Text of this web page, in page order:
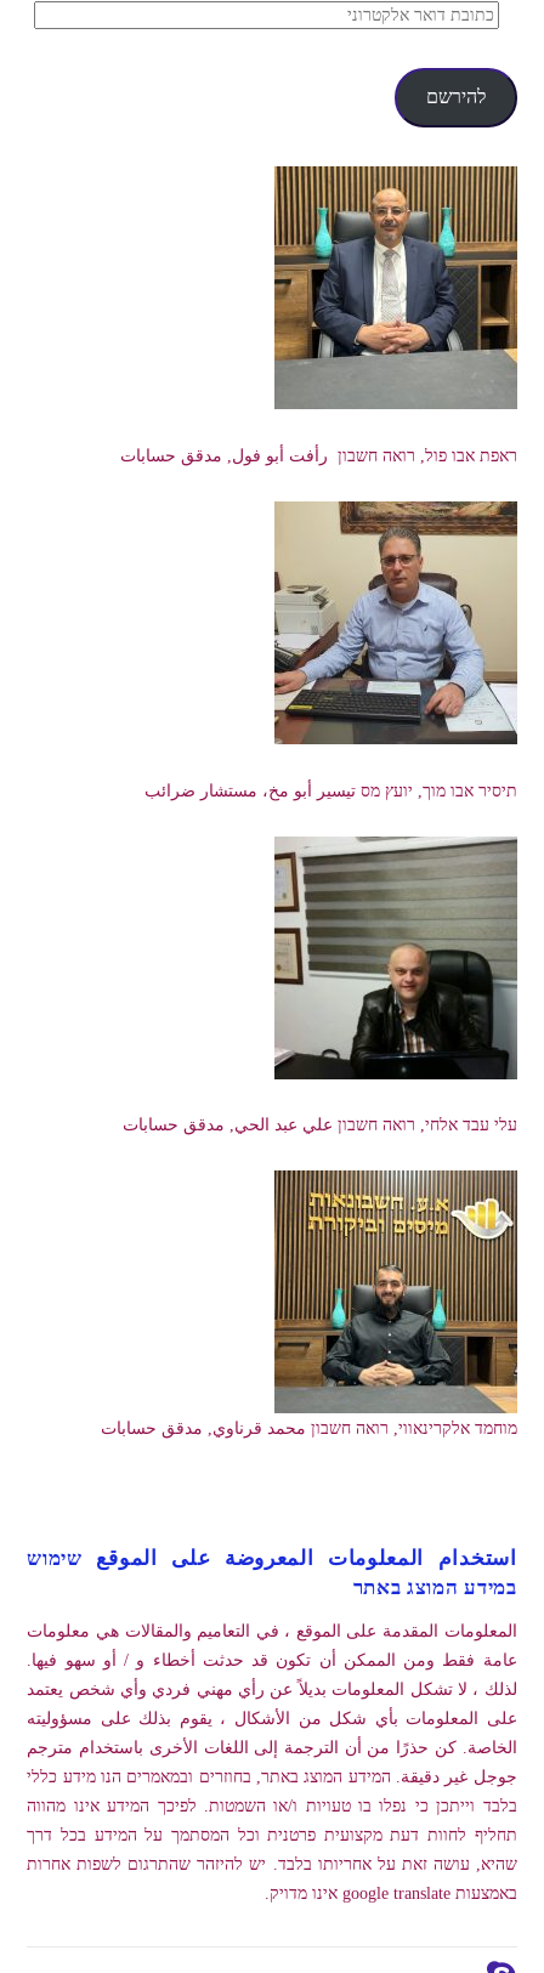
כתובת
אלקטרוני
להירשם
ראפת אבו פול, רואה חשבון رأفت أبو فول, مدقق حسابات
תיסיר אבו מוך, יועץ מס تيسير أبو مخ، مستشار ضرائب
עלי עבד אלחי, רואה חשבון علي عبد الحي, مدقق حسابات
מוחמד אלקרינאווי, רואה חשבון محمد قرناوي, مدقق حسابات
استخدام المعلومات المعروضة على الموقع שימוש
במידע המוצג באתר
المعلومات المقدمة على الموقع ، في التعاميم والمقالات هي معلومات
عامة فقط ومن الممكن أن تكون قد حدثت أخطاء و / أو سهو فيها.
لذلك ، لا تشكل المعلومات بديلاً عن رأي مهني فردي وأي شخص يعتمد
على المعلومات بأي شكل من الأشكال ، يقوم بذلك على مسؤوليته
الخاصة. كن حذرًا من أن الترجمة إلى اللغات الأخرى باستخدام مترجم
جوجل غير دقيقة. המידע המוצג באתר, בחוזרים ובמאמרים הנו מידע כללי
בלבד וייתכן כי נפלו בו טעויות ו/או השמטות. לפיכך המידע אינו מהווה
תחליף לחוות דעת מקצועית פרטנית וכל המסתמך על המידע בכל דרך
שהיא, עושה זאת על אחריותו בלבד. יש להיזהר שהתרגום לשפות אחרות
באמצעות google translate אינו מדויק.